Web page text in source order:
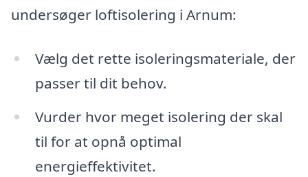
undersøger loftisolering i Arnum:
Vælg det rette isoleringsmateriale, der
passer til dit behov.
Vurder hvor meget isolering der skal
til for at opnå optimal
energieffektivitet.